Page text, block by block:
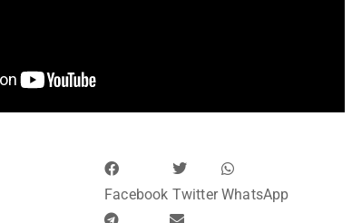
Facebook Twitter WhatsApp